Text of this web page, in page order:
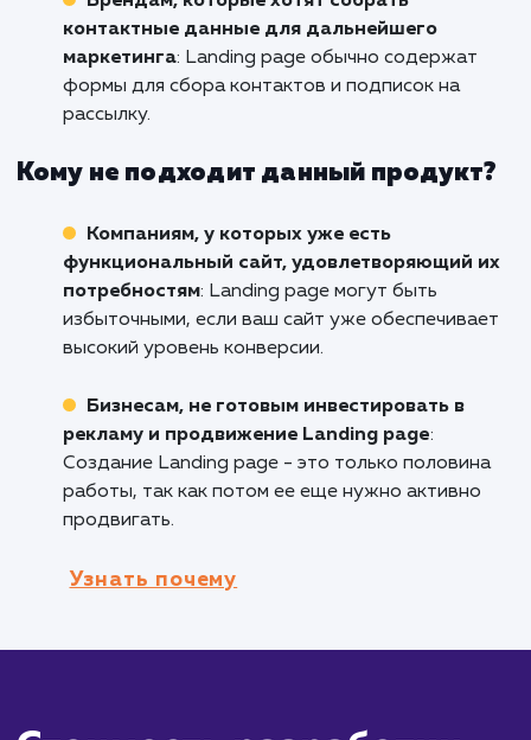
увеличить эффективность вашего
присутствия!
или услугу
: Landing page позволяет
рассказать о новинке и собрать контакты
потенциальных клиентов.
кампании: Landing page могут быть
под конкретную рекламную кампанию,
увеличить конверсию и улучшить
эффективности.